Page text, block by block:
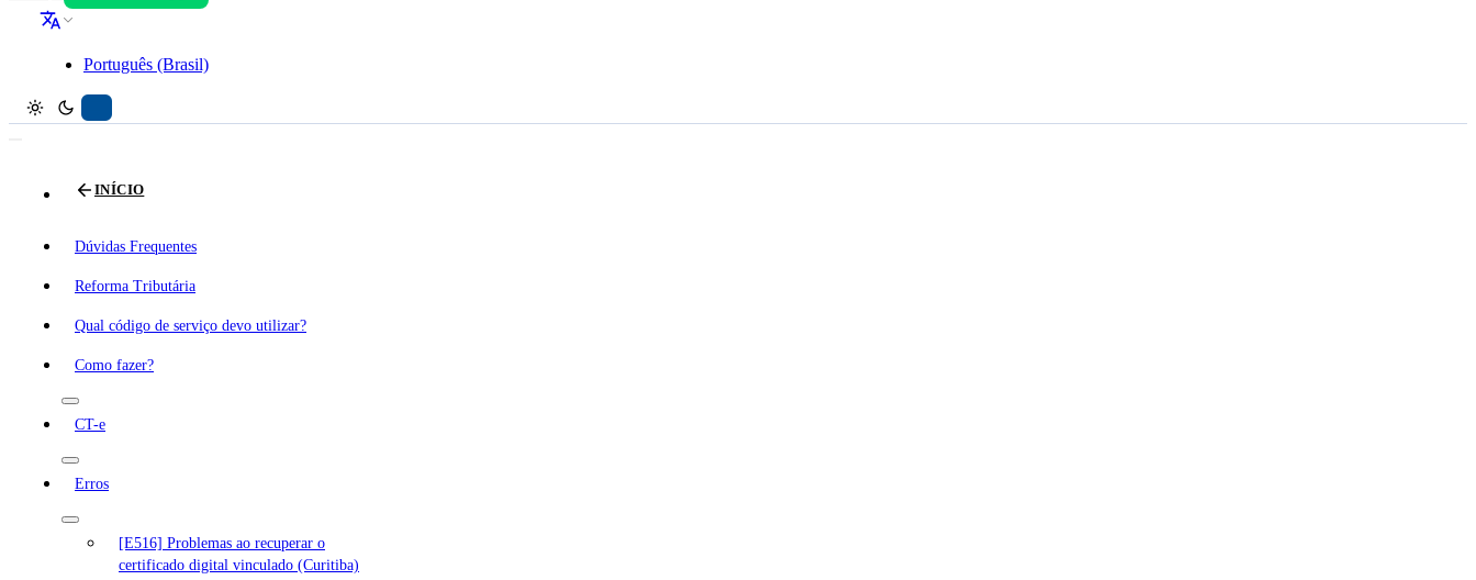
Português (Brasil)
INÍCIO
Dúvidas Frequentes
Reforma Tributária
Qual código de serviço devo utilizar?
Como fazer?
CT-e
Erros
[E516] Problemas ao recuperar o
certificado digital vinculado (Curitiba)